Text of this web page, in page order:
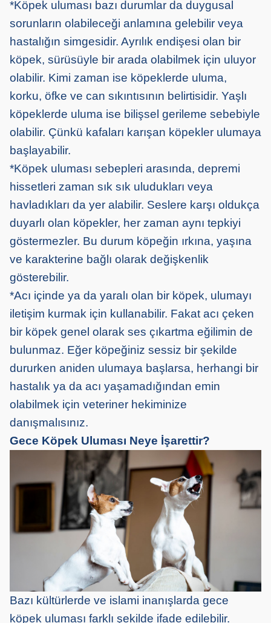
*Köpek uluması bazı durumlar da duygusal
sorunların olabileceği anlamına gelebilir veya
hastalığın simgesidir. Ayrılık endişesi olan bir
köpek, sürüsüyle bir arada olabilmek için uluyor
olabilir. Kimi zaman ise köpeklerde uluma,
korku, öfke ve can sıkıntısının belirtisidir. Yaşlı
köpeklerde uluma ise bilişsel gerileme sebebiyle
olabilir. Çünkü kafaları karışan köpekler ulumaya
başlayabilir.
*Köpek uluması sebepleri arasında, depremi
hissetleri zaman sık sık uludukları veya
havladıkları da yer alabilir. Seslere karşı oldukça
duyarlı olan köpekler, her zaman aynı tepkiyi
göstermezler. Bu durum köpeğin ırkına, yaşına
ve karakterine bağlı olarak değişkenlik
gösterebilir.
*Acı içinde ya da yaralı olan bir köpek, ulumayı
iletişim kurmak için kullanabilir. Fakat acı çeken
bir köpek genel olarak ses çıkartma eğilimin de
bulunmaz. Eğer köpeğiniz sessiz bir şekilde
dururken aniden ulumaya başlarsa, herhangi bir
hastalık ya da acı yaşamadığından emin
olabilmek için veteriner hekiminize
danışmalısınız.
Gece Köpek Uluması Neye İşarettir?
Bazı kültürlerde ve islami inanışlarda gece
köpek uluması farklı şekilde ifade edilebilir.